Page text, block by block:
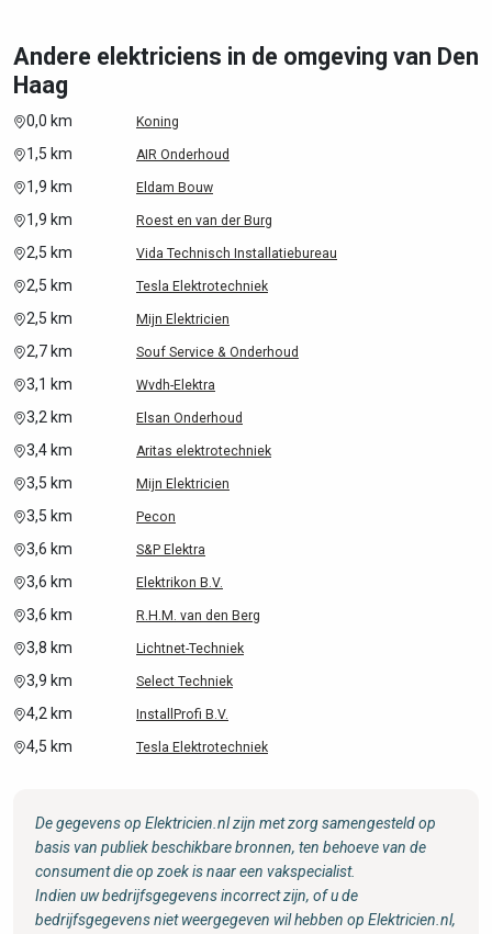
Andere elektriciens in de omgeving van Den
Haag
0,0 km Koning
1,5 km AIR Onderhoud
1,9 km Eldam Bouw
1,9 km Roest en van der Burg
2,5 km Vida Technisch Installatiebureau
2,5 km Tesla Elektrotechniek
2,5 km Mijn Elektricien
2,7 km Souf Service & Onderhoud
3,1 km Wvdh-Elektra
3,2 km Elsan Onderhoud
3,4 km Aritas elektrotechniek
3,5 km Mijn Elektricien
3,5 km Pecon
3,6 km S&P Elektra
3,6 km Elektrikon B.V.
3,6 km R.H.M. van den Berg
3,8 km Lichtnet-Techniek
3,9 km Select Techniek
4,2 km InstallProfi B.V.
4,5 km Tesla Elektrotechniek
De gegevens op Elektricien.nl zijn met zorg samengesteld op
basis van publiek beschikbare bronnen, ten behoeve van de
consument die op zoek is naar een vakspecialist.
Indien uw bedrijfsgegevens incorrect zijn, of u de
bedrijfsgegevens niet weergegeven wil hebben op Elektricien.nl,